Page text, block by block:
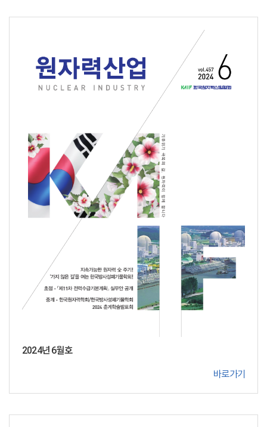
2024년 6월호
바로가기